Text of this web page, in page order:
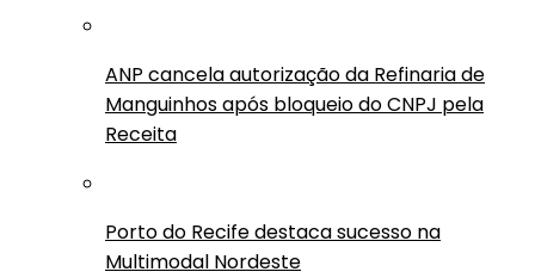
ANP cancela autorização da Refinaria de
Manguinhos após bloqueio do CNPJ pela
Receita
Porto do Recife destaca sucesso na
Multimodal Nordeste